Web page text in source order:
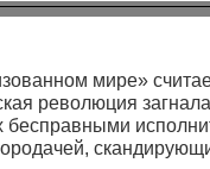
мире»
революция
бесправными